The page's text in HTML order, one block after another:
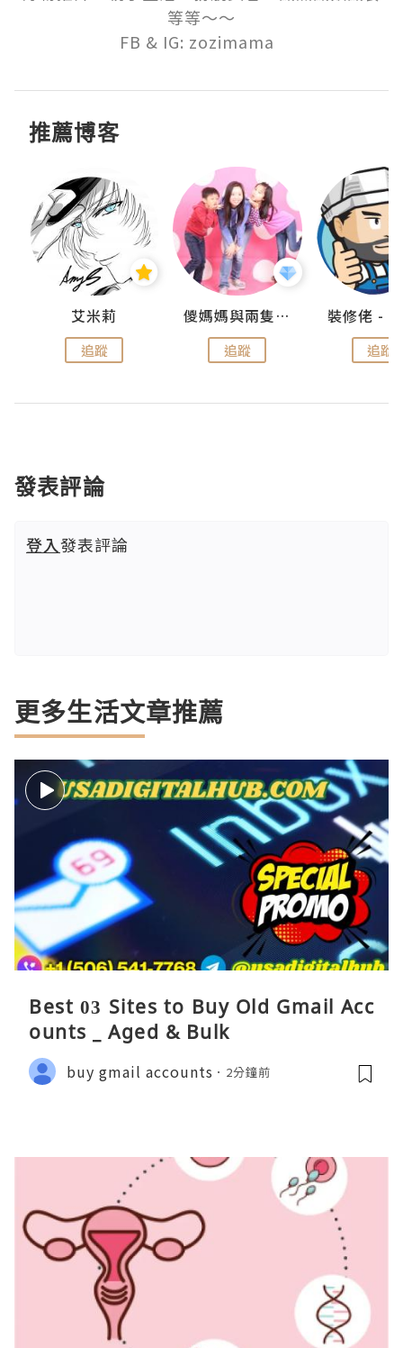
等等～～
FB & IG: zozimama
推薦博客
艾米莉
追蹤
儍媽媽與兩隻小魔怪之家
追蹤 追蹤
發表評論
登入發表評論
更多生活文章推薦
Best 03 Sites to Buy Old Gmail Acc
ounts _ Aged & Bulk
buy gmail accounts 2分鐘前